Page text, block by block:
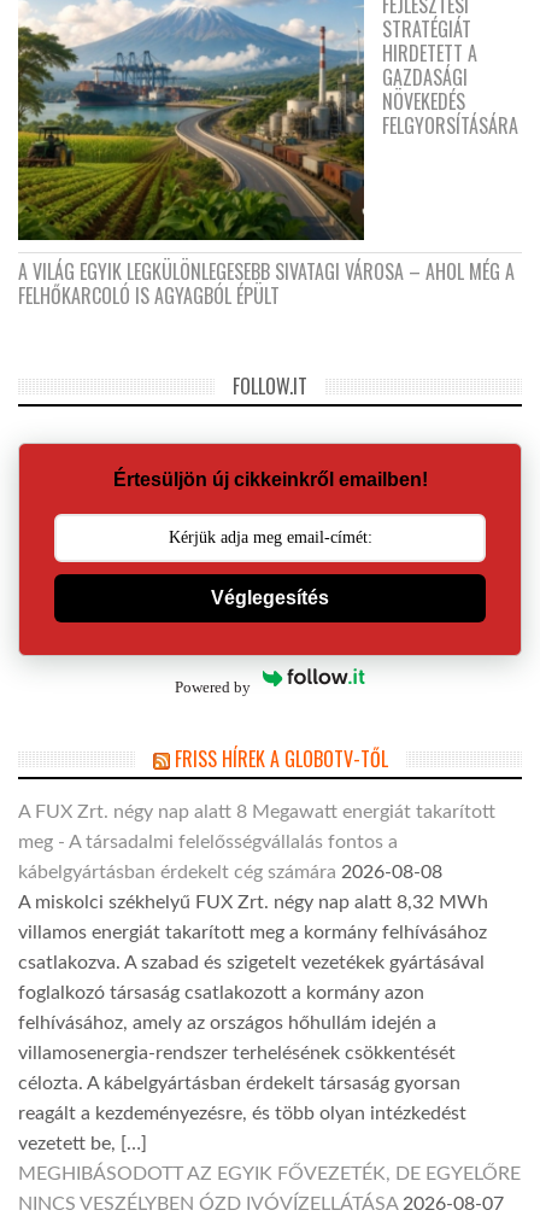
STRATÉGIÁT
HIRDETETT A
GAZDASÁGI
NÖVEKEDÉS
FELGYORSÍTÁSÁRA
A VILÁG EGYIK LEGKÜLÖNLEGESEBB SIVATAGI VÁROSA – AHOL MÉG A
FELHŐKARCOLÓ IS AGYAGBÓL ÉPÜLT
FOLLOW.IT
Értesüljön új cikkeinkről emailben!
Véglegesítés
Powered by
FRISS HÍREK A GLOBOTV-TŐL
A FUX Zrt. négy nap alatt 8 Megawatt energiát takarított
meg - A társadalmi felelősségvállalás fontos a
kábelgyártásban érdekelt cég számára 2026-08-08
A miskolci székhelyű FUX Zrt. négy nap alatt 8,32 MWh
villamos energiát takarított meg a kormány felhívásához
csatlakozva. A szabad és szigetelt vezetékek gyártásával
foglalkozó társaság csatlakozott a kormány azon
felhívásához, amely az országos hőhullám idején a
villamosenergia-rendszer terhelésének csökkentését
célozta. A kábelgyártásban érdekelt társaság gyorsan
reagált a kezdeményezésre, és több olyan intézkedést
vezetett be, […]
MEGHIBÁSODOTT AZ EGYIK FŐVEZETÉK, DE EGYELŐRE
NINCS VESZÉLYBEN ÓZD IVÓVÍZELLÁTÁSA 2026-08-07